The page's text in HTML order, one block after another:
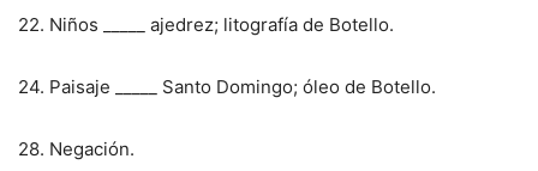
22. Niños _____ ajedrez; litografía de Botello.
24. Paisaje _____ Santo Domingo; óleo de Botello.
28. Negación.